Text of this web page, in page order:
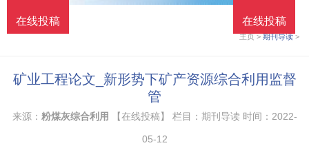
主页>期刊导读>
矿业工程论文_新形势下矿产资源综合利用监督
管
来源： 粉煤灰综合利用 【在线投稿】 栏目： 期刊导读 时间：2022-
05-12
在线投稿
在线投稿 在线投稿
在线投稿